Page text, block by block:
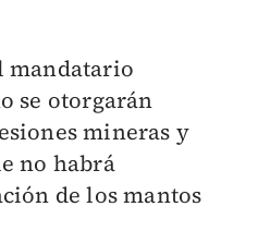
mandatario
se otorgarán
mineras y
no habrá
de los mantos